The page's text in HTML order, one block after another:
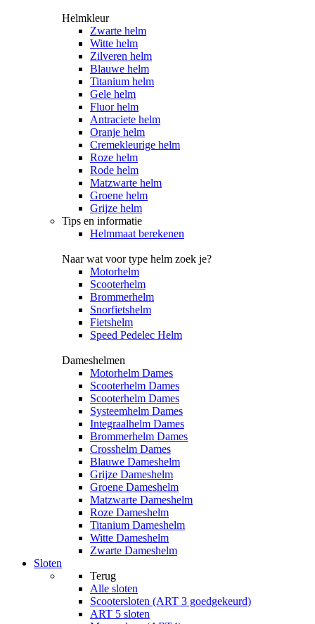
Helmkleur
Zwarte helm
Witte helm
Zilveren helm
Blauwe helm
Titanium helm
Gele helm
Fluor helm
Antraciete helm
Oranje helm
Cremekleurige helm
Roze helm
Rode helm
Matzwarte helm
Groene helm
Grijze helm
Tips en informatie
Helmmaat berekenen
Naar wat voor type helm zoek je?
Motorhelm
Scooterhelm
Brommerhelm
Snorfietshelm
Fietshelm
Speed Pedelec Helm
Dameshelmen
Motorhelm Dames
Scooterhelm Dames
Scooterhelm Dames
Systeemhelm Dames
Integraalhelm Dames
Brommerhelm Dames
Crosshelm Dames
Blauwe Dameshelm
Grijze Dameshelm
Groene Dameshelm
Matzwarte Dameshelm
Roze Dameshelm
Titanium Dameshelm
Witte Dameshelm
Zwarte Dameshelm
Sloten
Terug
Alle sloten
Scootersloten (ART 3 goedgekeurd)
ART 5 sloten